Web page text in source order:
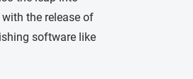
the release of
software like